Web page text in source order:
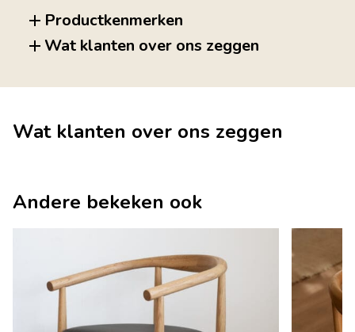
Productkenmerken
Wat klanten over ons zeggen
Wat klanten over ons zeggen
Andere bekeken ook